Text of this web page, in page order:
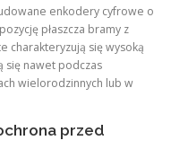
enkodery cyfrowe o
płaszcza bramy z
charakteryzują się wysoką
się nawet podczas
wielorodzinnych lub w
przed